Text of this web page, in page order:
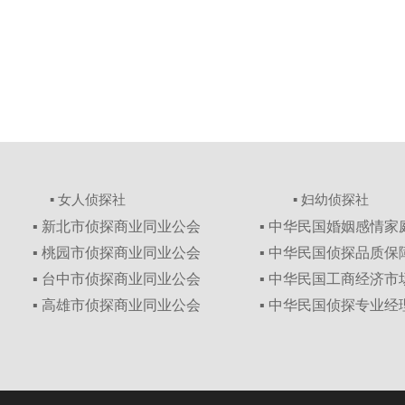
▪ 女人侦探社 ▪ 妇幼侦探社
▪ 新北市侦探商业同业公会
▪ 桃园市侦探商业同业公会
▪ 台中市侦探商业同业公会
▪ 高雄市侦探商业同业公会
▪ 中华民国婚姻感情
▪ 中华民国侦探品质
▪ 中华民国工商经济
▪ 中华民国侦探专业经